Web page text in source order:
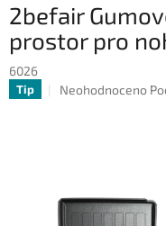
2befair
prostor pro
6026
Tip
Průměrné
hvězdiček.
Neohodnoceno